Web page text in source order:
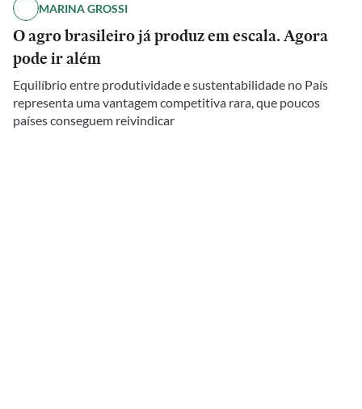
MARINA GROSSI
O agro brasileiro já produz em escala. Agora
pode ir além
Equilíbrio entre produtividade e sustentabilidade no País
representa uma vantagem competitiva rara, que poucos
países conseguem reivindicar